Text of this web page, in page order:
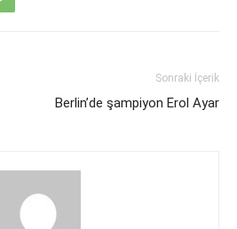
Sonraki İçerik
Berlin’de şampiyon Erol Ayar